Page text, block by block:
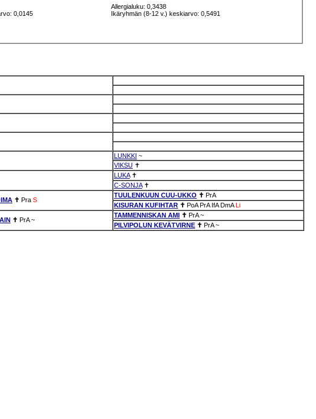
0,0145
Allergialuku: 0,3438
Ikäryhmän (8-12 v.) keskiarvo: 0,5491
LUNKKI ~
VIKSU ✝
LUKA✝
C-SONJA✝
✝ Pra S
TUULENKUUN CUU-UKKO ✝ PrA
KISURAN KUFIHTAR ✝ PoA PrA IfA DmA Li
✝ PrA ~
TAMMENNISKAN AMI ✝ PrA ~
PILVIPOLUN KEVÄTVIRNE ✝ PrA ~